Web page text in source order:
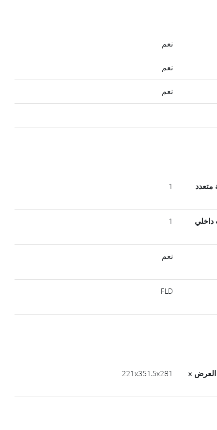
نعم
نعم
نعم
متعدد
1
1
نعم
FLD
×
221x351.5x281